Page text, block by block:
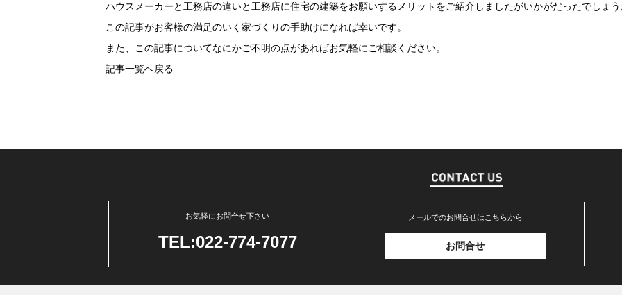
ハウスメーカーと工務店の違いと工務店に住宅の建築をお願いするメリットをご紹介しましたがいかがだったでしょう
この記事がお客様の満足のいく家づくりの手助けになれば幸いです。
また、この記事についてなにかご不明の点があればお気軽にご相談ください。
記事一覧へ戻る
お気軽にお問合せ下さい
TEL:022-774-7077
メールでのお問合せはこちらから
お問合せ